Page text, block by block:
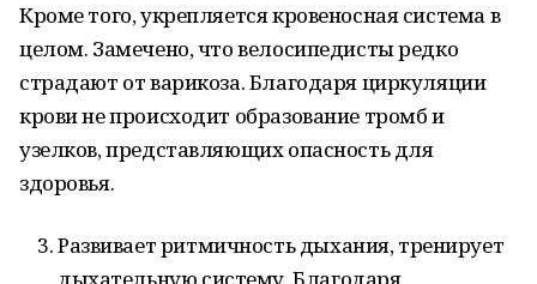
Кроме того, укрепляется кровеносная система в
целом. Замечено, что велосипедисты редко
страдают от варикоза. Благодаря циркуляции
крови не происходит образование тромб и
узелков, представляющих опасность для
здоровья.
Развивает ритмичность дыхания, тренирует